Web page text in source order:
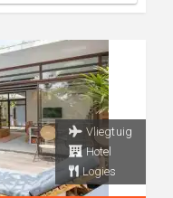
Vliegtuig
Hotel
Logies